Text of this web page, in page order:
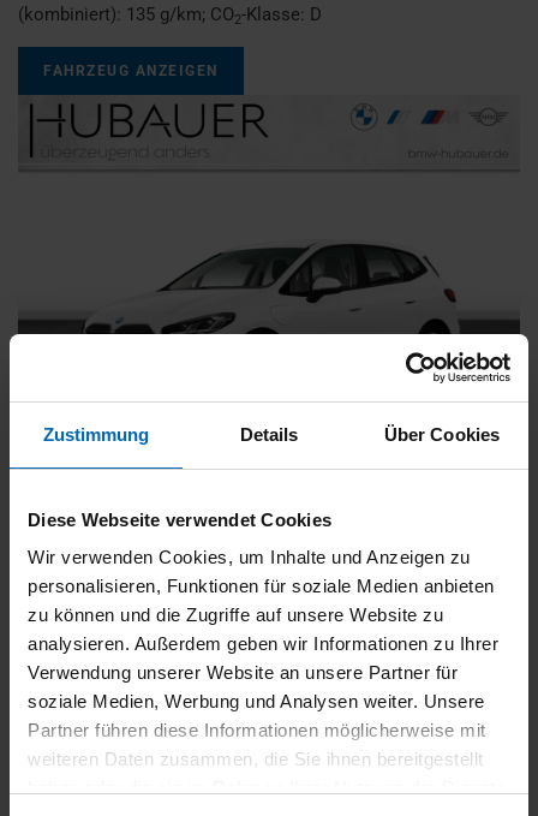
Zustimmung Details Über Cookies
Diese Webseite verwendet Cookies
Wir verwenden Cookies, um Inhalte und Anzeigen zu
personalisieren, Funktionen für soziale Medien anbieten
zu können und die Zugriffe auf unsere Website zu
analysieren. Außerdem geben wir Informationen zu Ihrer
Verwendung unserer Website an unsere Partner für
soziale Medien, Werbung und Analysen weiter. Unsere
Partner führen diese Informationen möglicherweise mit
weiteren Daten zusammen, die Sie ihnen bereitgestellt
(kombiniert): 135 g/km; CO2-Klasse: D
FAHRZEUG ANZEIGEN
BMW 225
Gebrauchtwagen
Typ
Pkw
Kilometerstand
54.750 km
Erstzulassung
05/2023
Zustand
Gebrauchtwagen
Leistung
180 kW / 245 PS